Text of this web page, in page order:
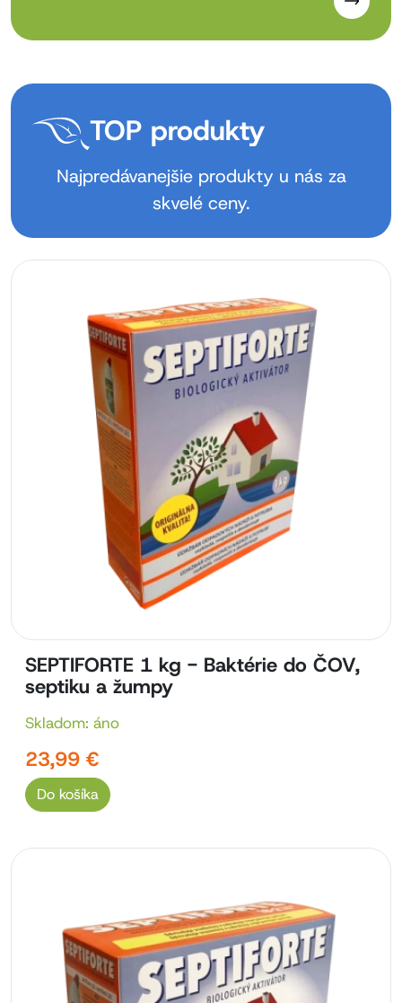
TOP produkty
Najpredávanejšie produkty u nás za
skvelé ceny.
SEPTIFORTE 1 kg - Baktérie do ČOV,
septiku a žumpy
Skladom: áno
23,99 €
Do košíka